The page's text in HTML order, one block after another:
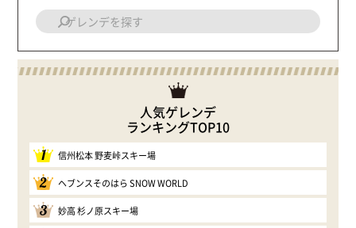
人気ゲレンデ
ランキングTOP10
1 信州松本 野麦峠スキー場
2 ヘブンスそのはら SNOW WORLD
3 妙高 杉ノ原スキー場